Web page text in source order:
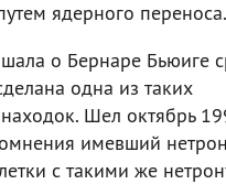
ядерного переноса.
о Бернаре Бьюиге
одна из таких
Шел октябрь
имевший
с такими же